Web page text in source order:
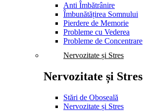
Anti Îmbătrânire
Îmbunătățirea Somnului
Pierdere de Memorie
Probleme cu Vederea
Probleme de Concentrare
Nervozitate și Stres
Nervozitate și Stres
Stări de Oboseală
Nervozitate și Stres